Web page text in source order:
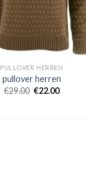
PULLOVER HERREN
pullover herren
€29.00 €22.00